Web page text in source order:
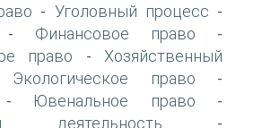
- Уголовный процесс -
Финансовое право -
право - Хозяйственный
Экологическое право -
Ювенальное право -
деятельность -